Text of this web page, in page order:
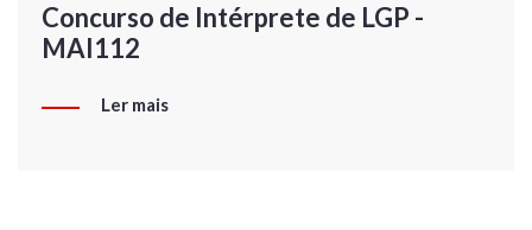
Concurso de Intérprete de LGP -
MAI112
Ler mais